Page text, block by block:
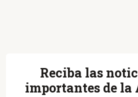
Reciba las
importantes de la